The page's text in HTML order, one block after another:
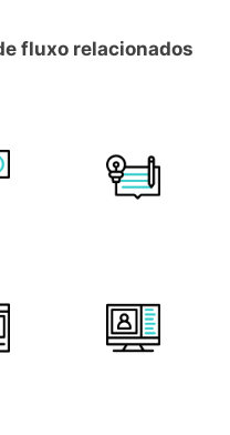
fluxo relacionados